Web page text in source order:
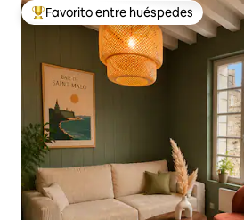
Favorito entre los huéspedes más
Favorito entre huéspedes